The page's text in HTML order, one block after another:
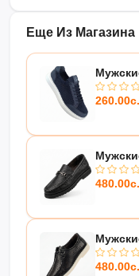
Еще Из Магазина
260.00с.
480.00с.
480.00с.